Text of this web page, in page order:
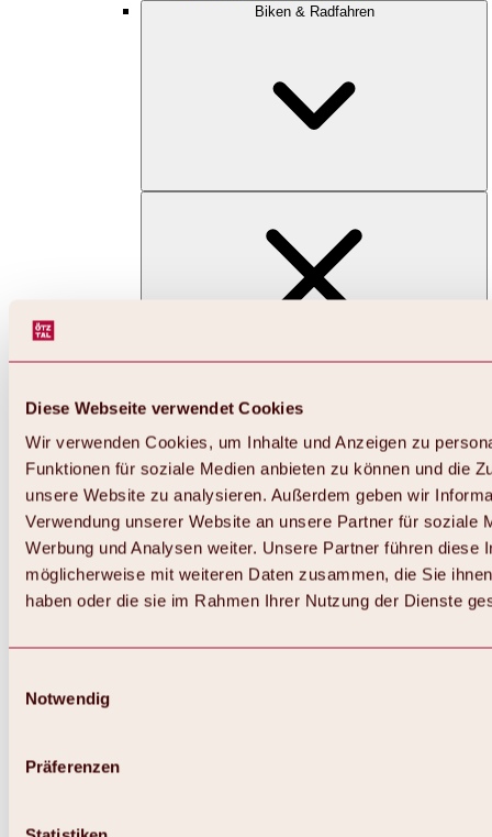
Diese Webseite verwendet Cookies
Wir verwenden Cookies, um Inhalte und Anzeigen zu
Funktionen für soziale Medien anbieten zu können und die
unsere Website zu analysieren. Außerdem geben wir
Verwendung unserer Website an unsere Partner für soziale
Werbung und Analysen weiter. Unsere Partner führen diese
möglicherweise mit weiteren Daten zusammen, die Sie
haben oder die sie im Rahmen Ihrer Nutzung der Dienste
Notwendig
Präferenzen
Biken & Radfahren